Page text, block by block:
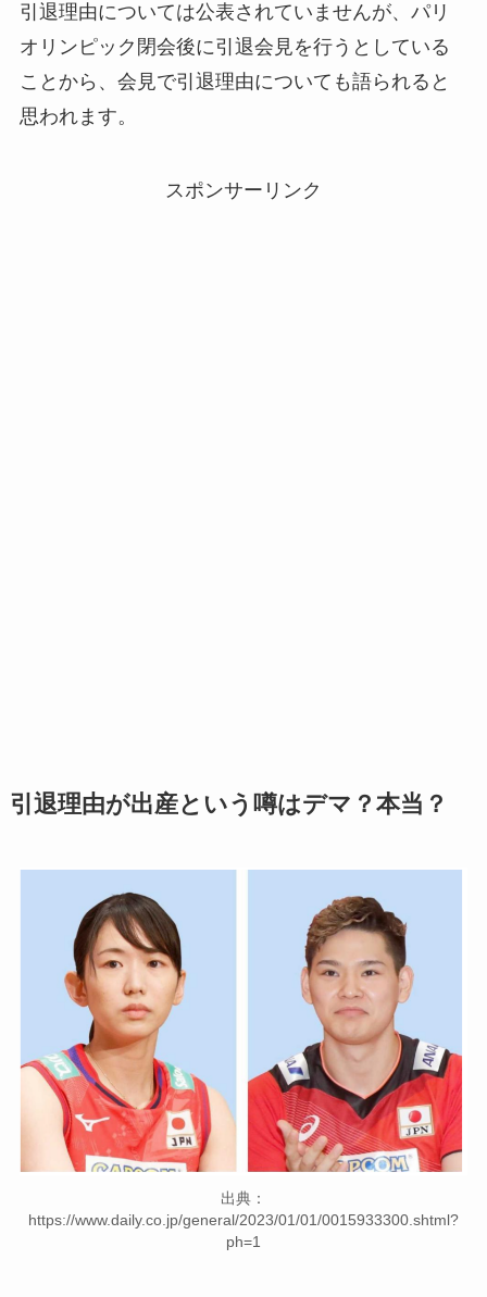
引退理由については公表されていませんが、パリ
オリンピック閉会後に引退会見を行うとしている
ことから、会見で引退理由についても語られると
思われます。
スポンサーリンク
引退理由が出産という噂はデマ？本当？
出典：
https://www.daily.co.jp/general/2023/01/01/0015933300.shtml?
ph=1